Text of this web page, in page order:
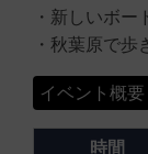
・新しいボー
・秋葉原で歩
イベント概要
時間